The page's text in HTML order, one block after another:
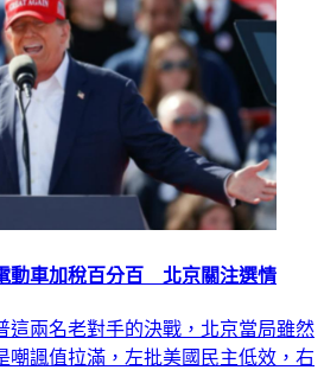
動車加稅百分百 北京關注選情
這兩名老對手的決戰，北京當局雖然
嘲諷值拉滿，左批美國民主低效，右